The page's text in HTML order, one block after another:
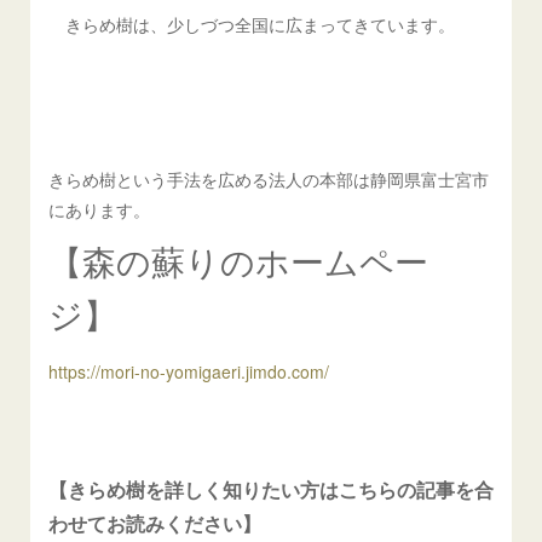
きらめ樹は、少しづつ全国に広まってきています。
きらめ樹という手法を広める法人の本部は静岡県富士宮市
にあります。
【森の蘇りのホームペー
ジ】
https://mori-no-yomigaeri.jimdo.com/
【きらめ樹を詳しく知りたい方はこちらの記事を合
わせてお読みください】